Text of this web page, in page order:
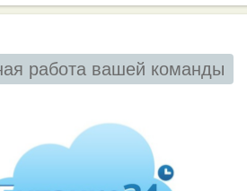
работа вашей команды